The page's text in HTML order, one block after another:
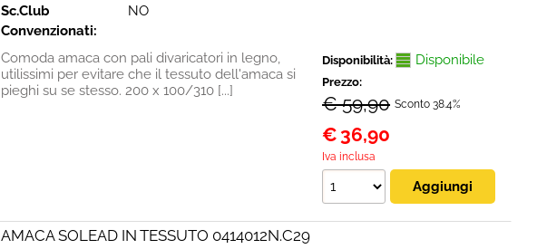
Sc.Club
Convenzionati:
NO
Comoda amaca con pali divaricatori in legno,
utilissimi per evitare che il tessuto dell'amaca si
pieghi su se stesso. 200 x 100/310 [...]
Disponibilità: Disponibile
Prezzo:
€ 59,90 Sconto 38.4%
€ 36,90
Iva inclusa
AMACA SOLEAD IN TESSUTO 0414012N.C29